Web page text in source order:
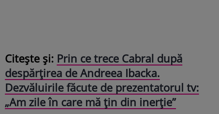
Citește și: Prin ce trece Cabral după
despărțirea de Andreea Ibacka.
Dezvăluirile făcute de prezentatorul tv:
„Am zile în care mă țin din inerție”